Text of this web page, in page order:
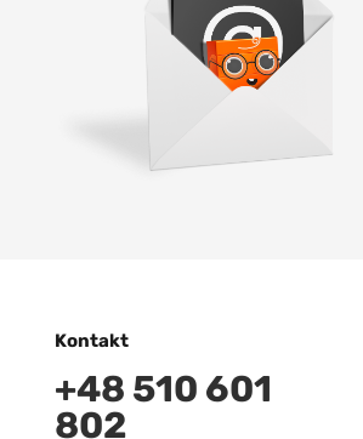
Kontakt
+48 510 601
802